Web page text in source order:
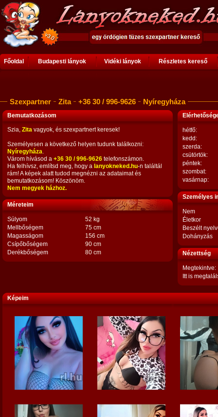
Főoldal Budapesti lányok Vidéki lányok Részletes kereső
Szexpartner Zita +36 30 / 996-9626 Nyíregyháza
Bemutatkozásom
Szia, Zita vagyok, és szexpartnert keresek!
Személyesen a következő helyen tudunk találkozni:
Nyíregyháza.
Várom hívásod a +36 30 / 996-9626 telefonszámon.
Ha felhívsz, említsd meg, hogy a lanyokneked.hu-n találtál
rám! A képek alatt tudod megnézni az adataimat és
bemutatkozásom! Köszönöm.
Nem megyek házhoz.
Méreteim
Súlyom
52 kg
Mellbőségem
75 cm
Magasságom
156 cm
Csípőbőségem
90 cm
Derékbőségem
80 cm
hétfő:
kedd:
szerda:
csütörtök:
péntek:
szombat:
vasárnap:
Személyes
Nem
Életkor
Beszélt
Dohányzás
Nézettség
Megtekintve:
Itt is
Képeim